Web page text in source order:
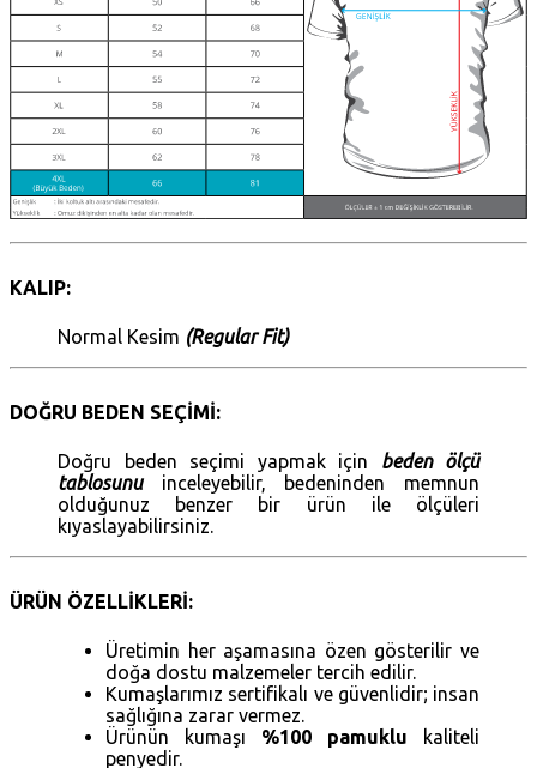
KALIP:
Normal Kesim (Regular Fit)
DOĞRU BEDEN SEÇİMİ:
Doğru beden seçimi yapmak için
beden ölçü
tablosunu inceleyebilir, bedeninden memnun
olduğunuz benzer bir ürün ile ölçüleri
kıyaslayabilirsiniz.
ÜRÜN ÖZELLİKLERİ:
Üretimin her aşamasına özen gösterilir ve
doğa dostu malzemeler tercih edilir.
Kumaşlarımız sertifikalı ve güvenlidir; insan
sağlığına zarar vermez.
Ürünün kumaşı %100 pamuklu kaliteli
penyedir.